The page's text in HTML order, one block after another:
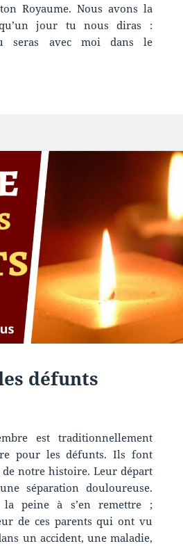
Royaume. Nous avons la
qu’un jour tu nous diras :
seras avec moi dans le
défunts
est traditionnellement
pour les défunts. Ils font
notre histoire. Leur départ
séparation douloureuse.
la peine à s’en remettre ;
de ces parents qui ont vu
un accident, une maladie,